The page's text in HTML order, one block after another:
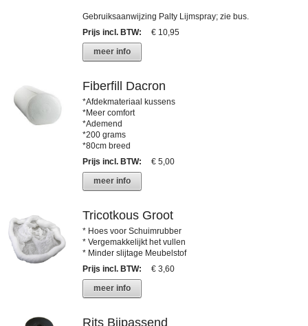
Gebruiksaanwijzing Palty Lijmspray; zie bus.
Prijs incl. BTW:
€ 10,95
meer info
Fiberfill Dacron
*Afdekmateriaal kussens
*Meer comfort
*Ademend
*200 grams
*80cm breed
Prijs incl. BTW:
€ 5,00
meer info
Tricotkous Groot
* Hoes voor Schuimrubber
* Vergemakkelijkt het vullen
* Minder slijtage Meubelstof
Prijs incl. BTW:
€ 3,60
meer info
Rits Bijpassend